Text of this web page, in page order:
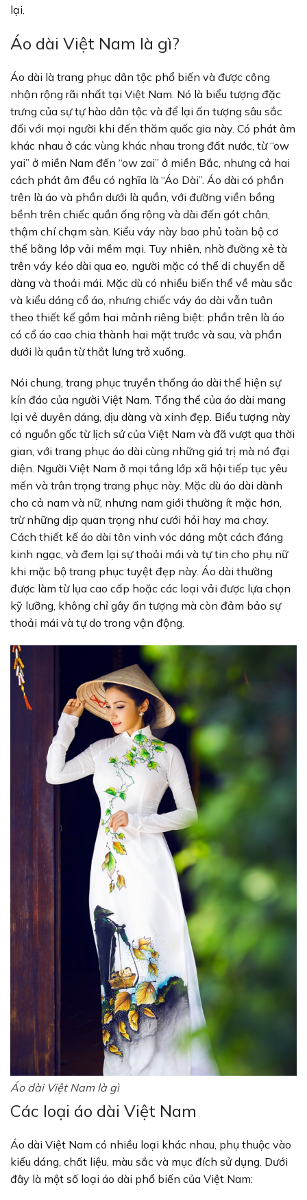
lại.
Áo dài Việt Nam là gì?
Áo dài là trang phục dân tộc phổ biến và được công
nhận rộng rãi nhất tại Việt Nam. Nó là biểu tượng đặc
trưng của sự tự hào dân tộc và để lại ấn tượng sâu sắc
đối với mọi người khi đến thăm quốc gia này. Có phát âm
khác nhau ở các vùng khác nhau trong đất nước, từ “ow
yai” ở miền Nam đến “ow zai” ở miền Bắc, nhưng cả hai
cách phát âm đều có nghĩa là “Áo Dài”. Áo dài có phần
trên là áo và phần dưới là quần, với đường viền bồng
bềnh trên chiếc quần ống rộng và dài đến gót chân,
thậm chí chạm sàn. Kiểu váy này bao phủ toàn bộ cơ
thể bằng lớp vải mềm mại. Tuy nhiên, nhờ đường xẻ tà
trên váy kéo dài qua eo, người mặc có thể di chuyển dễ
dàng và thoải mái. Mặc dù có nhiều biến thể về màu sắc
và kiểu dáng cổ áo, nhưng chiếc váy áo dài vẫn tuân
theo thiết kế gồm hai mảnh riêng biệt: phần trên là áo
có cổ áo cao chia thành hai mặt trước và sau, và phần
dưới là quần từ thắt lưng trở xuống.
Nói chung, trang phục truyền thống áo dài thể hiện sự
kín đáo của người Việt Nam. Tổng thể của áo dài mang
lại vẻ duyên dáng, dịu dàng và xinh đẹp. Biểu tượng này
có nguồn gốc từ lịch sử của Việt Nam và đã vượt qua thời
gian, với trang phục áo dài cùng những giá trị mà nó đại
diện. Người Việt Nam ở mọi tầng lớp xã hội tiếp tục yêu
mến và trân trọng trang phục này. Mặc dù áo dài dành
cho cả nam và nữ, nhưng nam giới thường ít mặc hơn,
trừ những dịp quan trọng như cưới hỏi hay ma chay.
Cách thiết kế áo dài tôn vinh vóc dáng một cách đáng
kinh ngạc, và đem lại sự thoải mái và tự tin cho phụ nữ
khi mặc bộ trang phục tuyệt đẹp này. Áo dài thường
được làm từ lụa cao cấp hoặc các loại vải được lựa chọn
kỹ lưỡng, không chỉ gây ấn tượng mà còn đảm bảo sự
thoải mái và tự do trong vận động.
Áo dài Việt Nam là gì
Các loại áo dài Việt Nam
Áo dài Việt Nam có nhiều loại khác nhau, phụ thuộc vào
kiểu dáng, chất liệu, màu sắc và mục đích sử dụng. Dưới
đây là một số loại áo dài phổ biến của Việt Nam: